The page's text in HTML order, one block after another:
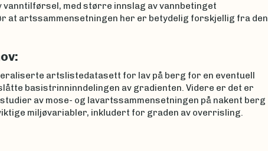
med større innslag av vannbetinget
at artssammensetningen her er betydelig forskjellig fra den
artslistedatasett for lav på berg for en eventuell
basistrinninndelingen av gradienten. Videre er det er
av mose- og lavartssammensetningen på nakent berg
miljøvariabler, inkludert for graden av overrisling.